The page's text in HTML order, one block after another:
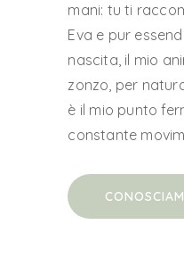
mani: tu ti
Eva e pur
nascita, il mio
zonzo, per
è il mio punto
constante